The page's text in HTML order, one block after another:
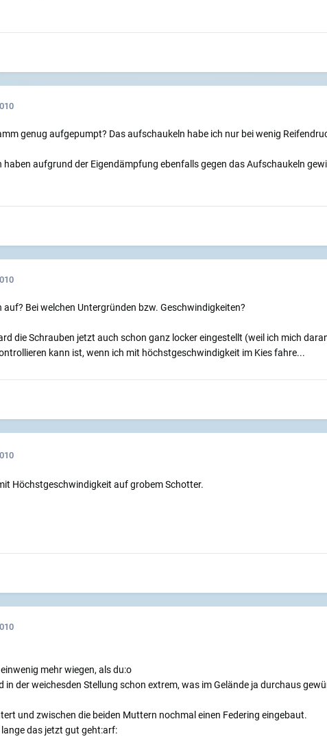
genug aufgepumpt? Das aufschaukeln habe ich nur bei wenig
haben aufgrund der Eigendämpfung ebenfalls gegen das Aufschaukeln
auf? Bei welchen Untergründen bzw. Geschwindigkeiten?
die Schrauben jetzt auch schon ganz locker eingestellt (weil ich mich
kann ist, wenn ich mit höchstgeschwindigkeit im Kies fahre...
Höchstgeschwindigkeit auf grobem Schotter.
mehr wiegen, als du:o
in der weichesden Stellung schon extrem, was im Gelände ja durchaus
und zwischen die beiden Muttern nochmal einen Federing eingebaut.
das jetzt gut geht:arf: